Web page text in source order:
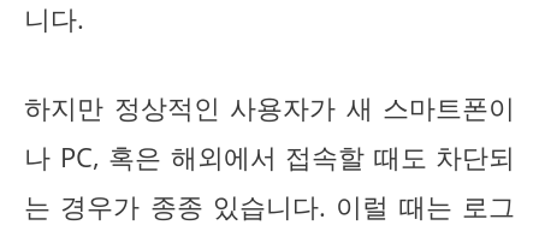
니다.
하지만 정상적인 사용자가 새 스마트폰이
나 PC, 혹은 해외에서 접속할 때도 차단되
는 경우가 종종 있습니다. 이럴 때는 로그